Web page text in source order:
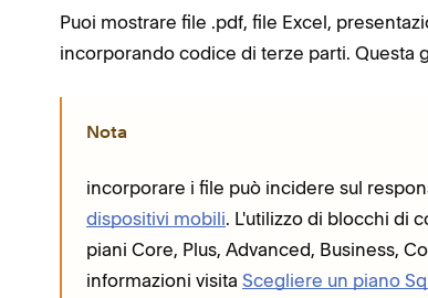
Puoi mostrare file .pdf, file Excel,
incorporando codice di terze parti. Questa
Nota
incorporare i file può incidere sul
dispositivi mobili. L'utilizzo di blocchi di
piani Core, Plus, Advanced, Business,
informazioni visita Scegliere un piano